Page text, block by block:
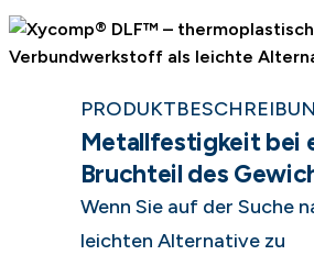
Metallfestigkeit bei
Bruchteil des
Wenn Sie auf der Suche
leichten Alternative zu